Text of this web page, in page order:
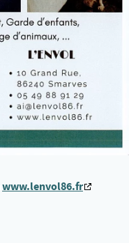
www.lenvol86.fr